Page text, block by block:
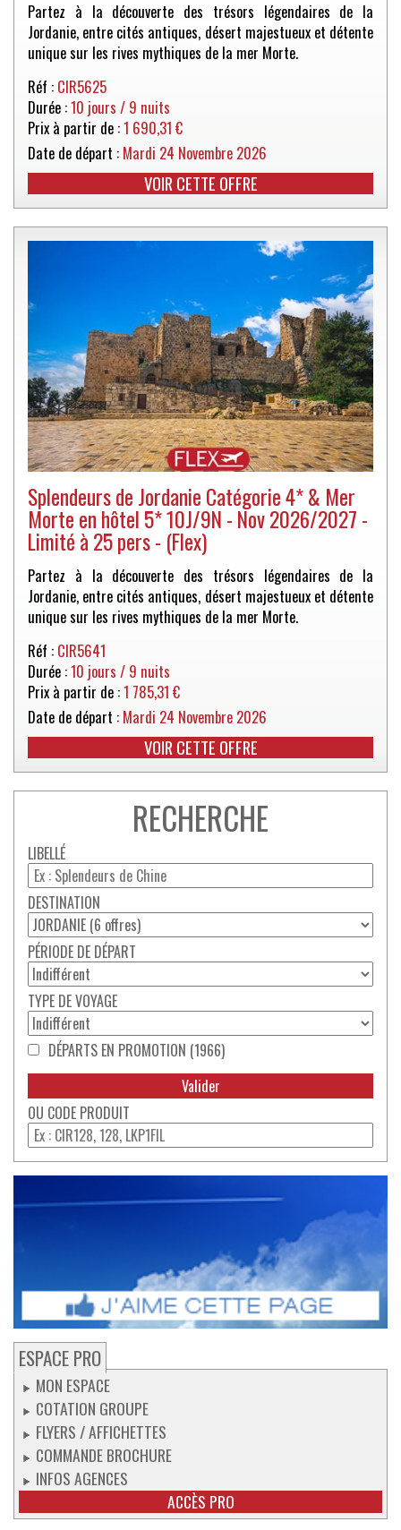
Partez à la découverte des trésors légendaires de la
Jordanie, entre cités antiques, désert majestueux et détente
unique sur les rives mythiques de la mer Morte.
Réf : CIR5625
Durée :10 jours / 9 nuits
Prix à partir de :1 690,31 €
Date de départ : Mardi 24 Novembre 2026
VOIR CETTE OFFRE
Splendeurs de Jordanie Catégorie 4* & Mer
Morte en hôtel 5* 10J/9N - Nov 2026/2027 -
Limité à 25 pers - (Flex)
Partez à la découverte des trésors légendaires de la
Jordanie, entre cités antiques, désert majestueux et détente
unique sur les rives mythiques de la mer Morte.
Réf : CIR5641
Durée :10 jours / 9 nuits
Prix à partir de :1 785,31 €
Date de départ : Mardi 24 Novembre 2026
VOIR CETTE OFFRE
RECHERCHE
LIBELLÉ
DESTINATION
PÉRIODE DE DÉPART
TYPE DE VOYAGE
DÉPARTS EN PROMOTION (1966)
CODE PRODUIT
ESPACE PRO
MON ESPACE
COTATION GROUPE
FLYERS / AFFICHETTES
COMMANDE BROCHURE
INFOS AGENCES
ACCÈS PRO